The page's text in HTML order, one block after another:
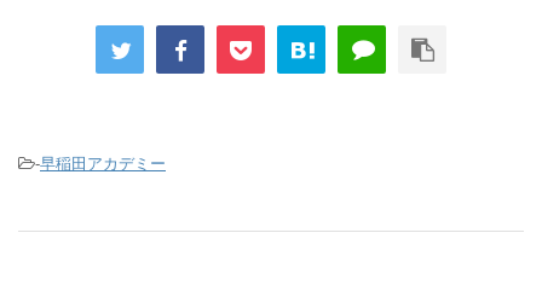
-早稲田アカデミー